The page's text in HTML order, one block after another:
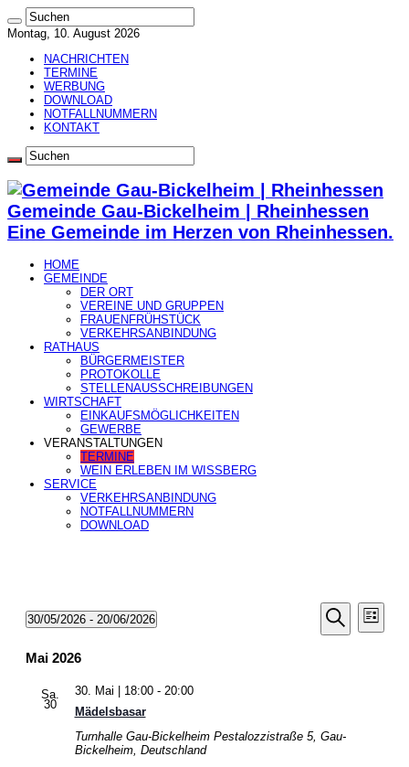
Montag, 10. August 2026
NACHRICHTEN
TERMINE
WERBUNG
DOWNLOAD
NOTFALLNUMMERN
KONTAKT
Gemeinde Gau-Bickelheim | Rheinhessen
Eine Gemeinde im Herzen von Rheinhessen.
HOME
GEMEINDE
DER ORT
VEREINE UND GRUPPEN
FRAUENFRÜHSTÜCK
VERKEHRSANBINDUNG
RATHAUS
BÜRGERMEISTER
PROTOKOLLE
STELLENAUSSCHREIBUNGEN
WIRTSCHAFT
EINKAUFSMÖGLICHKEITEN
GEWERBE
VERANSTALTUNGEN
TERMINE
WEIN ERLEBEN IM WISSBERG
SERVICE
VERKEHRSANBINDUNG
NOTFALLNUMMERN
DOWNLOAD
Veranstaltungen
Suche
Suche
Liste
30/05/2026 - 20/06/2026
Mai 2026
Sa.
30
Mädelsbasar
30. Mai | 18:00- 20:00
Turnhalle Gau-Bickelheim Pestalozzistraße 5, Gau-
Bickelheim, Deutschland